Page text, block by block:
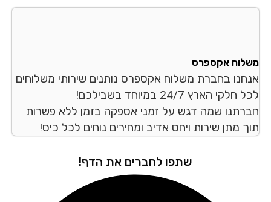
אקספרס
בחברת משלוח אקספרס נותנים שירותי משלוחים
הארץ 24/7 במיוחד בשבילכם!
שמה דגש על זמני אספקה בזמן ללא פשרות
מתן שירות ויחס אדיב ומחירים נוחים לכל כיס!
שתפו לחברים את הדף!